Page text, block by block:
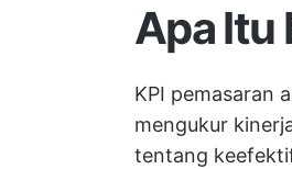
Apa Itu
KPI pemasaran
mengukur
tentang